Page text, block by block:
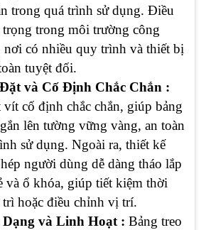
trong quá trình sử dụng. Điều
trong môi trường công
nơi có nhiều quy trình và thiết bị
tuyệt đối.
và Cố Định Chắc Chắn :
cố định chắc chắn, giúp bảng
lên tường vững vàng, an toàn
sử dụng. Ngoài ra, thiết kế
người dùng dễ dàng tháo lắp
và ổ khóa, giúp tiết kiệm thời
hoặc điều chỉnh vị trí.
và Linh Hoạt : Bảng treo